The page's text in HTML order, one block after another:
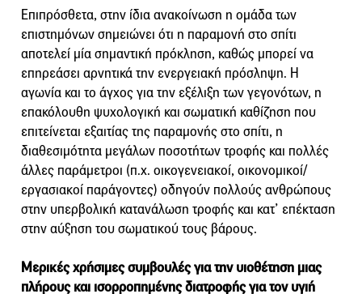
Επιπρόσθετα, στην ίδια ανακοίνωση η ομάδα των
επιστημόνων σημειώνει ότι η παραμονή στο σπίτι
αποτελεί μία σημαντική πρόκληση, καθώς μπορεί να
επηρεάσει αρνητικά την ενεργειακή πρόσληψη. Η
αγωνία και το άγχος για την εξέλιξη των γεγονότων, η
επακόλουθη ψυχολογική και σωματική καθίζηση που
επιτείνεται εξαιτίας της παραμονής στο σπίτι, η
διαθεσιμότητα μεγάλων ποσοτήτων τροφής και πολλές
άλλες παράμετροι (π.χ. οικογενειακοί, οικονομικοί/
εργασιακοί παράγοντες) οδηγούν πολλούς ανθρώπους
στην υπερβολική κατανάλωση τροφής και κατ’ επέκταση
στην αύξηση του σωματικού τους βάρους.
Μερικές χρήσιμες συμβουλές για την υιοθέτηση μιας
πλήρους και ισορροπημένης διατροφής για τον υγιή